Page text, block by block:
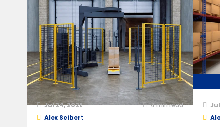
Jul 24, 2026 4min read
Alex Seibert